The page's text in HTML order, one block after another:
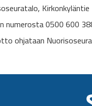
numerosta 0500 600
ohjataan